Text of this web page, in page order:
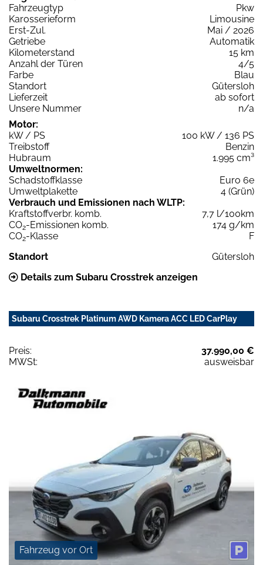
Fahrzeugtyp
Pkw
Karosserieform
Limousine
Erst-Zul.
Mai / 2026
Getriebe
Automatik
Kilometerstand
15 km
Anzahl der Türen
4/5
Farbe
Blau
Standort
Gütersloh
Lieferzeit
ab sofort
Unsere Nummer
n/a
Motor:
kW / PS
100 kW / 136 PS
Treibstoff
Benzin
Hubraum
1.995 cm³
Umweltnormen:
Schadstoffklasse
Euro 6e
Umweltplakette
4 (Grün)
Verbrauch und Emissionen nach WLTP:
Kraftstoffverbr. komb.
7,7 l/100km
CO2-Emissionen komb.
174 g/km
CO2-Klasse
F
Standort
Gütersloh
Details zum Subaru Crosstrek anzeigen
Subaru Crosstrek Platinum AWD Kamera ACC LED CarPlay
Preis:
37.990,00 €
MWSt:
ausweisbar
Fahrzeug vor Ort